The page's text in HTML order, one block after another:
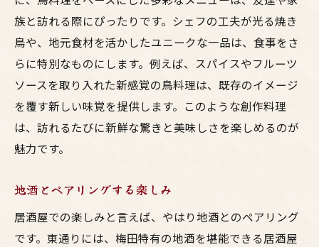
族と訪れる際にぴったりです。シェフの工夫が光る焼き
鳥や、地元食材を活かしたユニークな一品は、食事をさ
らに特別なものにします。例えば、スパイスやフルーツ
ソースを取り入れた新感覚の鳥料理は、既存のイメージ
を覆す新しい味覚を提供します。このような創作料理
は、訪れるたびに新鮮な驚きと美味しさを楽しめるのが
魅力です。
地酒とペアリングする楽しみ
居酒屋での楽しみと言えば、やはり地酒とのペアリング
です。東通りには、梅田特有の地酒を堪能できる居酒屋